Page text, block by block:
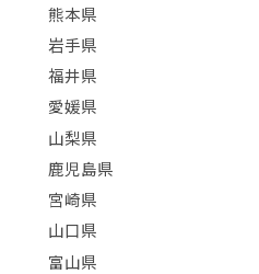
熊本県
岩手県
福井県
愛媛県
山梨県
鹿児島県
宮崎県
山口県
富山県